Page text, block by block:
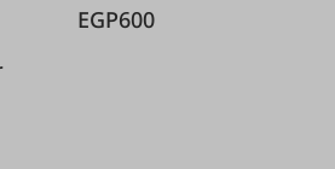
EGP600